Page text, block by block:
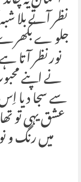
نظر آتے
جلو ے بکھرے
نور نظر آتا
نے اپنے
سے سجا دیا
عشق یہی تو
میں رنگ